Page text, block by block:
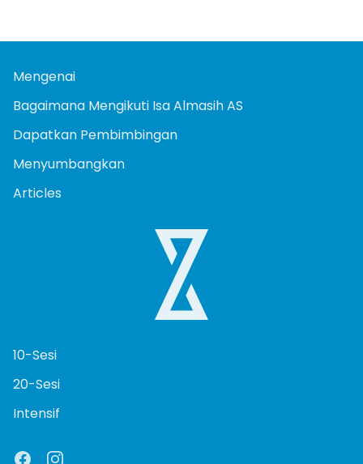
Mengenai
Bagaimana Mengikuti Isa Almasih AS
Dapatkan Pembimbingan
Menyumbangkan
Articles
10-Sesi
20-Sesi
Intensif